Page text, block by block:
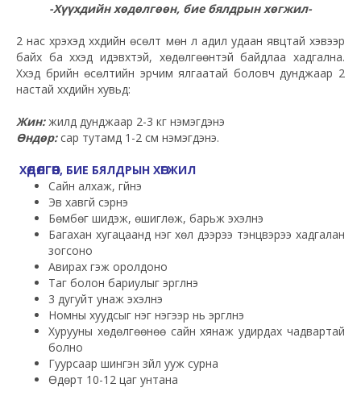
-Хүүхдийн хөдөлгөөн, бие бялдрын хөгжил-
2 нас хүрэхэд хүүхдийн өсөлт мөн л адил удаан явцтай хэвээр
байх ба хүүхэд идэвхтэй, хөдөлгөөнтэй байдлаа хадгална.
Хүүхэд бүрийн өсөлтийн эрчим ялгаатай боловч дунджаар 2
настай хүүхдийн хувьд:
Жин:жилд дунджаар 2-3 кг нэмэгдэнэ
Өндөр:сар тутамд 1-2 см нэмэгдэнэ.
ХӨДӨЛГӨӨН, БИЕ БЯЛДРЫН ХӨГЖИЛ
Сайн алхаж, гүйнэ
Эв хавгүй үсэрнэ
Бөмбөг шидэж, өшиглөж, барьж эхэлнэ
Багахан хугацаанд нэг хөл дээрээ тэнцвэрээ хадгалан
зогсоно
Авирах гэж оролдоно
Таг болон бариулыг эргүүлнэ
3 дугуйт унаж эхэлнэ
Номны хуудсыг нэг нэгээр нь эргүүлнэ
Хурууны хөдөлгөөнөө сайн хянаж удирдах чадвартай
болно
Гуурсаар шингэн зүйл ууж сурна
Өдөрт 10-12 цаг унтана